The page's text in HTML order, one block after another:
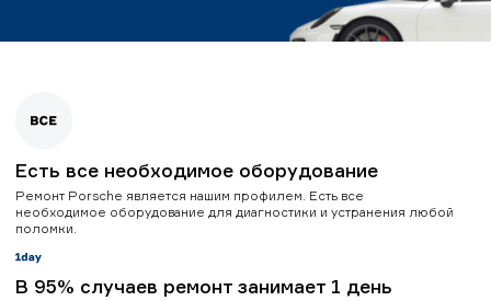
Есть все необходимое оборудование
Ремонт Porsche является нашим профилем. Есть все
необходимое оборудование для диагностики и устранения любой
поломки.
В 95% случаев ремонт занимает 1 день